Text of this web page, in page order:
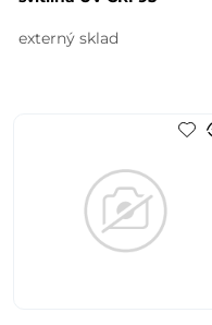
externý sklad